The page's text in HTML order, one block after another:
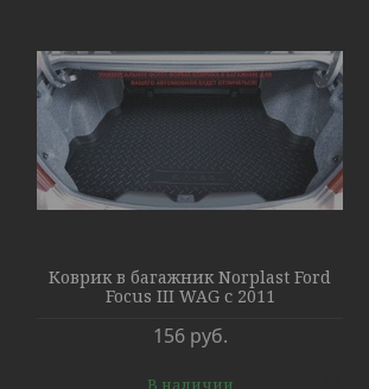
Коврик в багажник Norplast Ford
Focus III WAG с 2011
156 руб.
В наличии